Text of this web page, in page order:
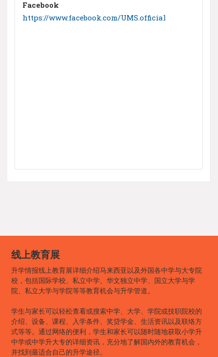
Facebook
https://www.facebook.com/UMS.official
线上教育展
升学情报线上教育展详细介绍马来西亚以及外国各中学与大专院
校，包括国际学校、私立中学、华文独立中学、国立大学与学
院、私立大学与学院等等教育机会与升学管道。
学生与家长可以轻松查看或搜索中学、大学、学院或技职院校的
介绍、设备、课程、入学条件、奖贷学金、生活资讯以及联络方
式等等。通过网络的便利，学生和家长可以随时随地获取小学升
中学或中学升大专的详细资讯，充分地了解国内外的教育机会，
并找到最适合自己的升学途径。